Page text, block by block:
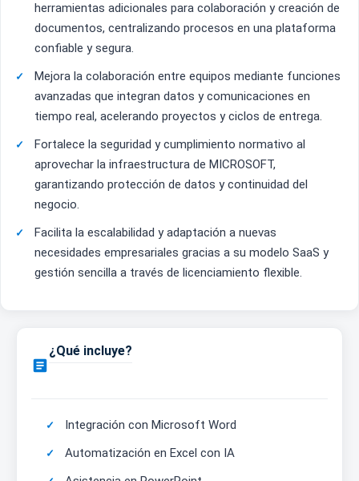
herramientas adicionales para colaboración y creación de
documentos, centralizando procesos en una plataforma
confiable y segura.
Mejora la colaboración entre equipos mediante funciones
avanzadas que integran datos y comunicaciones en
tiempo real, acelerando proyectos y ciclos de entrega.
Fortalece la seguridad y cumplimiento normativo al
aprovechar la infraestructura de MICROSOFT,
garantizando protección de datos y continuidad del
negocio.
Facilita la escalabilidad y adaptación a nuevas
necesidades empresariales gracias a su modelo SaaS y
gestión sencilla a través de licenciamiento flexible.

¿Qué incluye?
Integración con Microsoft Word
Automatización en Excel con IA